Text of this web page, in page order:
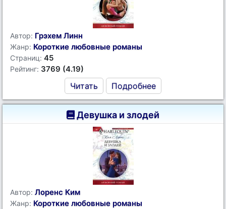
Автор: Грэхем Линн
Жанр: Короткие любовные романы
Страниц: 45
Рейтинг: 3769 (4.19)
Читать Подробнее
Девушка и злодей
Автор: Лоренс Ким
Жанр: Короткие любовные романы